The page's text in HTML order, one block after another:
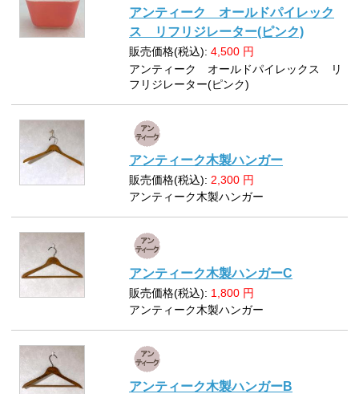
アンティーク オールドパイレック
ス リフリジレーター(ピンク)
販売価格(税込): 4,500 円
アンティーク オールドパイレックス リ
フリジレーター(ピンク)
アンティーク木製ハンガー
販売価格(税込): 2,300 円
アンティーク木製ハンガー
アンティーク木製ハンガーC
販売価格(税込): 1,800 円
アンティーク木製ハンガー
アンティーク木製ハンガーB